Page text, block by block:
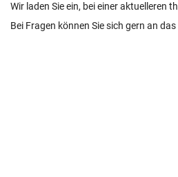
Wir laden Sie ein, bei einer aktuelleren
Bei Fragen können Sie sich gern an